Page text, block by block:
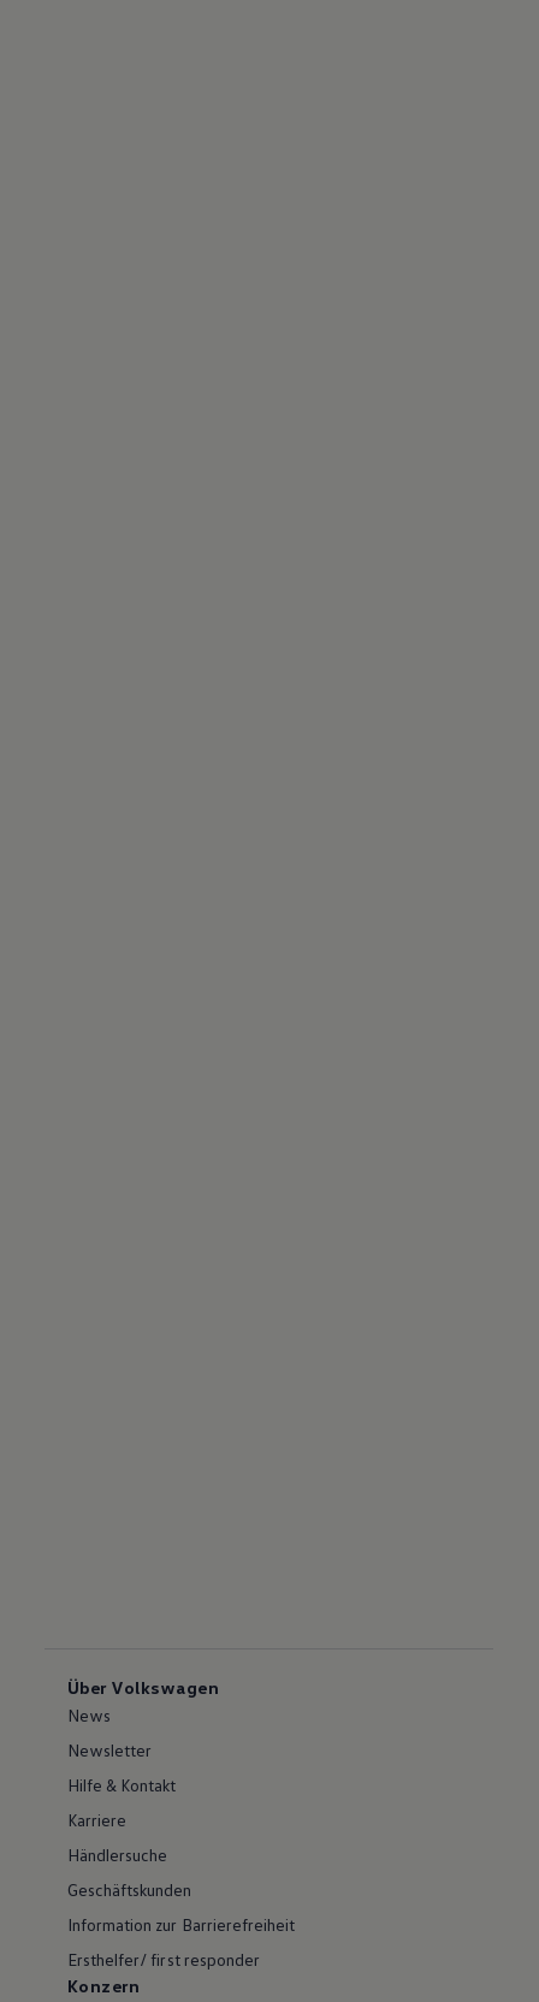
Über Volkswagen
News
Newsletter
Hilfe & Kontakt
Karriere
Händlersuche
Geschäftskunden
Information zur Barrierefreiheit
Ersthelfer/ first responder
Konzern